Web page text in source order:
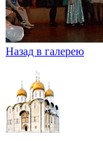
Назад в галерею